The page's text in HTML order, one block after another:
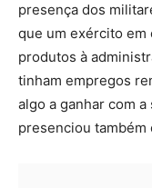
presença dos
que um exército em
produtos à
tinham empregos
algo a ganhar com a
presenciou também